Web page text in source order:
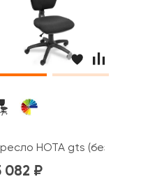
НОТА gts (без
082